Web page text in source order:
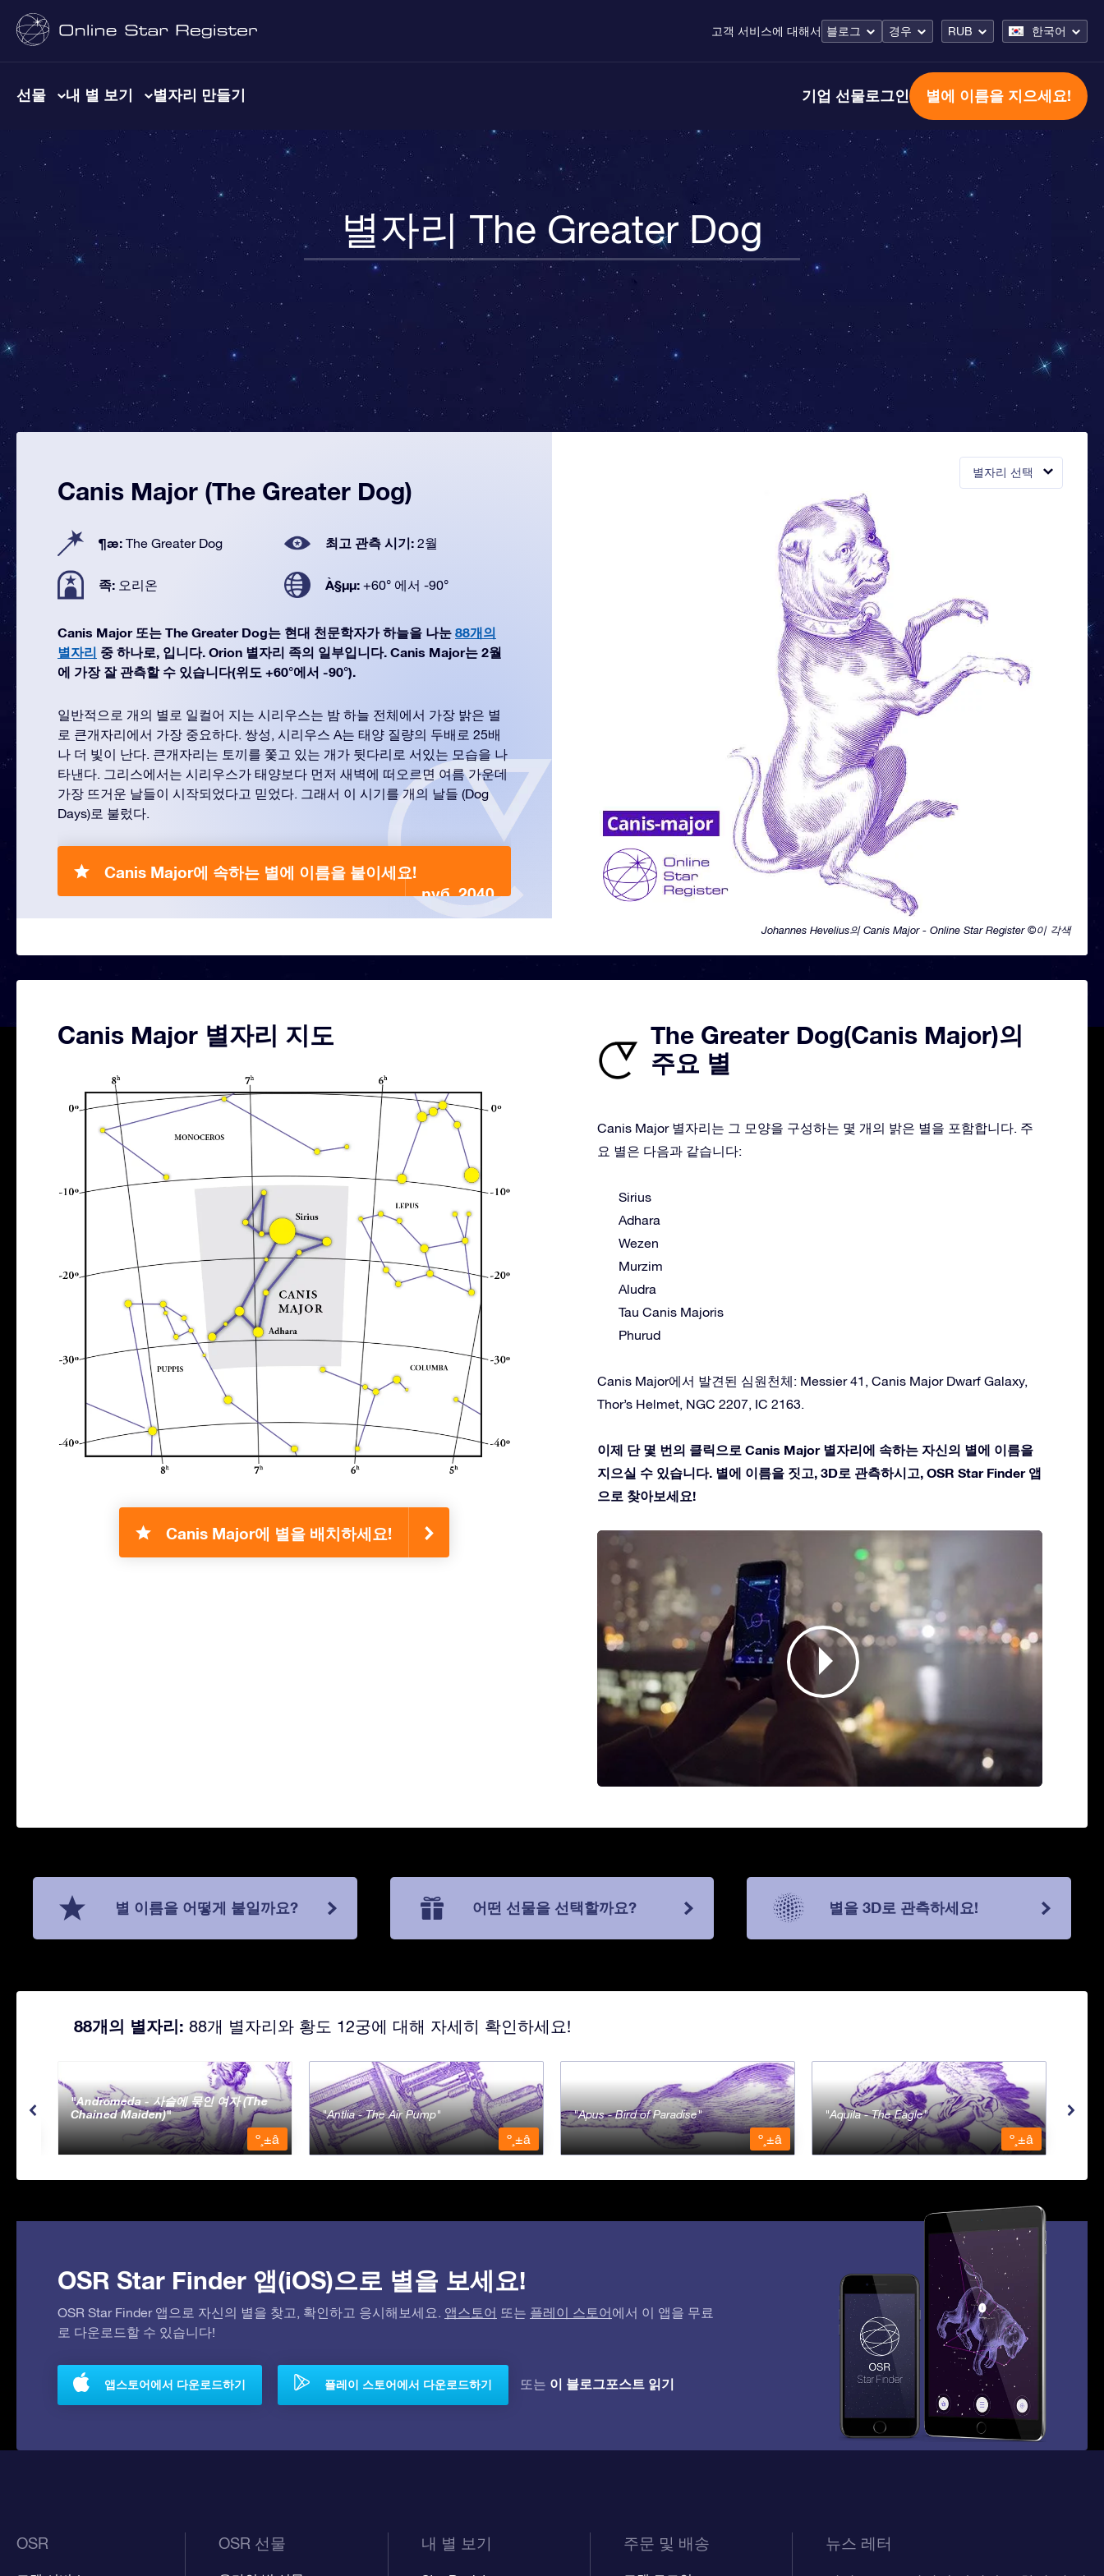
고객 서비스에 대해서 블로그 경우 RUB 한국어
선물 내 별 보기 별자리 만들기 기업 선물로그인 별에 이름을 지으세요!
별자리 The Greater Dog
별자리 선택
Johannes Hevelius의 Canis Major - Online Star Register ©이 각색
Canis Major (The Greater Dog)
¶æ: The Greater Dog 최고 관측 시기: 2월
족: 오리온 À§µµ: +60° 에서 -90°
Canis Major 또는 The Greater Dog는 현대 천문학자가 하늘을 나눈 88개의
별자리 중 하나로, 입니다. Orion 별자리 족의 일부입니다. Canis Major는 2월
에 가장 잘 관측할 수 있습니다(위도 +60°에서 -90°).
일반적으로 개의 별로 일컬어 지는 시리우스는 밤 하늘 전체에서 가장 밝은 별
로 큰개자리에서 가장 중요하다. 쌍성, 시리우스 A는 태양 질량의 두배로 25배
나 더 빛이 난다. 큰개자리는 토끼를 쫓고 있는 개가 뒷다리로 서있는 모습을 나
타낸다. 그리스에서는 시리우스가 태양보다 먼저 새벽에 떠오르면 여름 가운데
가장 뜨거운 날들이 시작되었다고 믿었다. 그래서 이 시기를 개의 날들 (Dog
Days)로 불렀다.
Canis Major에 속하는 별에 이름을 붙이세요!
руб. 2040
Canis Major 별자리 지도
Canis Major에 별을 배치하세요!
The Greater Dog(Canis Major)의
주요 별
Canis Major 별자리는 그 모양을 구성하는 몇 개의 밝은 별을 포함합니다. 주
요 별은 다음과 같습니다:
Sirius
Adhara
Wezen
Murzim
Aludra
Tau Canis Majoris
Phurud
Canis Major에서 발견된 심원천체: Messier 41, Canis Major Dwarf Galaxy,
Thor’s Helmet, NGC 2207, IC 2163.
이제 단 몇 번의 클릭으로 Canis Major 별자리에 속하는 자신의 별에 이름을
지으실 수 있습니다. 별에 이름을 짓고, 3D로 관측하시고, OSR Star Finder 앱
으로 찾아보세요!
별 이름을 어떻게 붙일까요? 어떤 선물을 선택할까요? 별을 3D로 관측하세요!
88개의 별자리: 88개 별자리와 황도 12궁에 대해 자세히 확인하세요!
Andromeda - 사슬에 묶인 여자 (The
Chained Maiden)
º¸±â
Antlia - The Air Pump
º¸±â
Apus - Bird of Paradise
º¸±â
Aquila - The Eagle
º¸±â
OSR Star Finder 앱(iOS)으로 별을 보세요!
OSR Star Finder 앱으로 자신의 별을 찾고, 확인하고 응시해보세요. 앱스토어 또는 플레이 스토어에서 이 앱을 무료
로 다운로드할 수 있습니다!
앱스토어에서 다운로드하기 플레이 스토어에서 다운로드하기 또는 이 블로그포스트 읽기
OSR OSR 선물 내 별 보기 주문 및 배송 뉴스 레터